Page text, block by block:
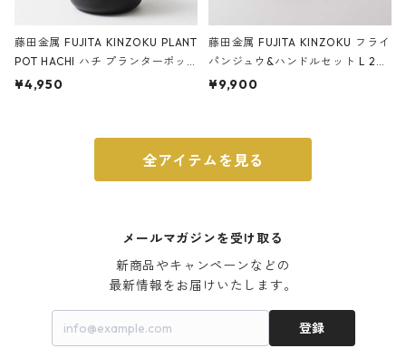
藤田金属 FUJITA KINZOKU PLANT
POT HACHI ハチ プランターポッ
ト 3号 ブラック
¥4,950
藤田金属 FUJITA KINZOKU フライ
パンジュウ&ハンドルセット L 24c
m ガス火・IH対応 鉄フライパン
¥9,900
全アイテムを見る
メールマガジンを受け取る
新商品やキャンペーンなどの
最新情報をお届けいたします。
登録